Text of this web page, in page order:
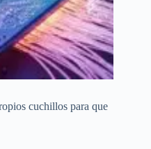
cuchillos para que